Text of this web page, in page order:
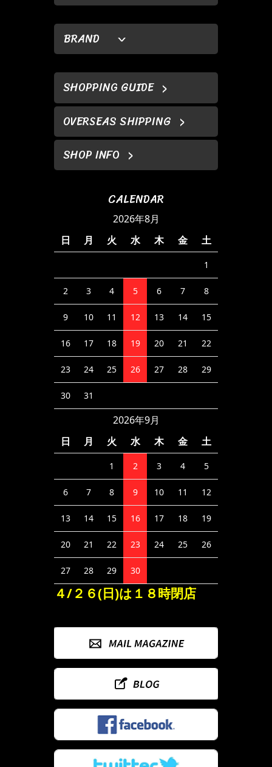
BRAND
SHOPPING GUIDE
OVERSEAS SHIPPING
SHOP INFO
CALENDAR
2026年8月
日
月 火 水 木 金 土
1
2 3 4 5 6 7 8
9 10 11 12 13 14 15
16 17 18 19 20 21 22
23 24 25 26 27 28 29
30 31
2026年9月
日
月 火 水 木 金 土
1 2 3 4 5
6 7 8 9 10 11 12
13 14 15 16 17 18 19
20 21 22 23 24 25 26
27 28 29 30
４/２６(日)は１８時閉店